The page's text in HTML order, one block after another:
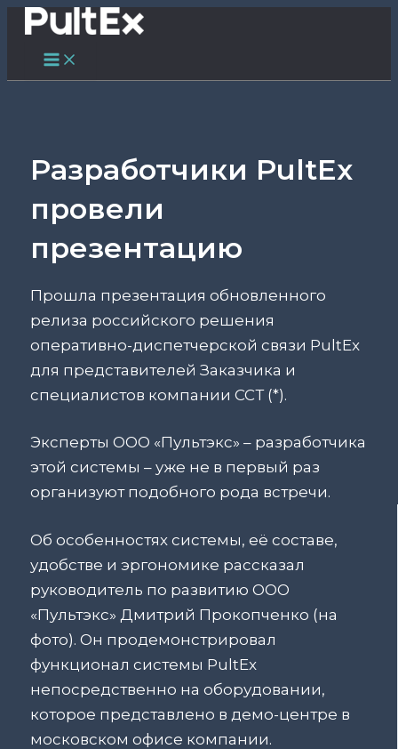
Перейти
содержимому
Main
Menu
Разработчики PultEx
провели
презентацию
Прошла презентация обновленного
релиза российского решения
оперативно-диспетчерской связи PultEx
для представителей Заказчика и
специалистов компании ССТ (*).
Эксперты ООО «Пультэкс» – разработчика
этой системы – уже не в первый раз
организуют подобного рода встречи.
Об особенностях системы, её составе,
удобстве и эргономике рассказал
руководитель по развитию ООО
«Пультэкс» Дмитрий Прокопченко (на
фото). Он продемонстрировал
функционал системы PultEx
непосредственно на оборудовании,
которое представлено в демо-центре в
московском офисе компании.
Навигация
по
записям